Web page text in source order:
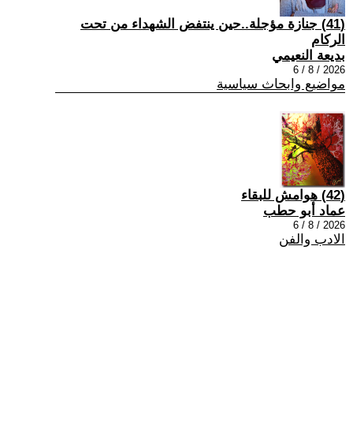
(41) جنازة مؤجلة..حين ينتفض الشهداء من تحت
الركام
بديعة النعيمي
2026 / 8 / 6
مواضيع وابحاث سياسية
(42) هوامش للبقاء
عماد أبو حطب
2026 / 8 / 6
الادب والفن